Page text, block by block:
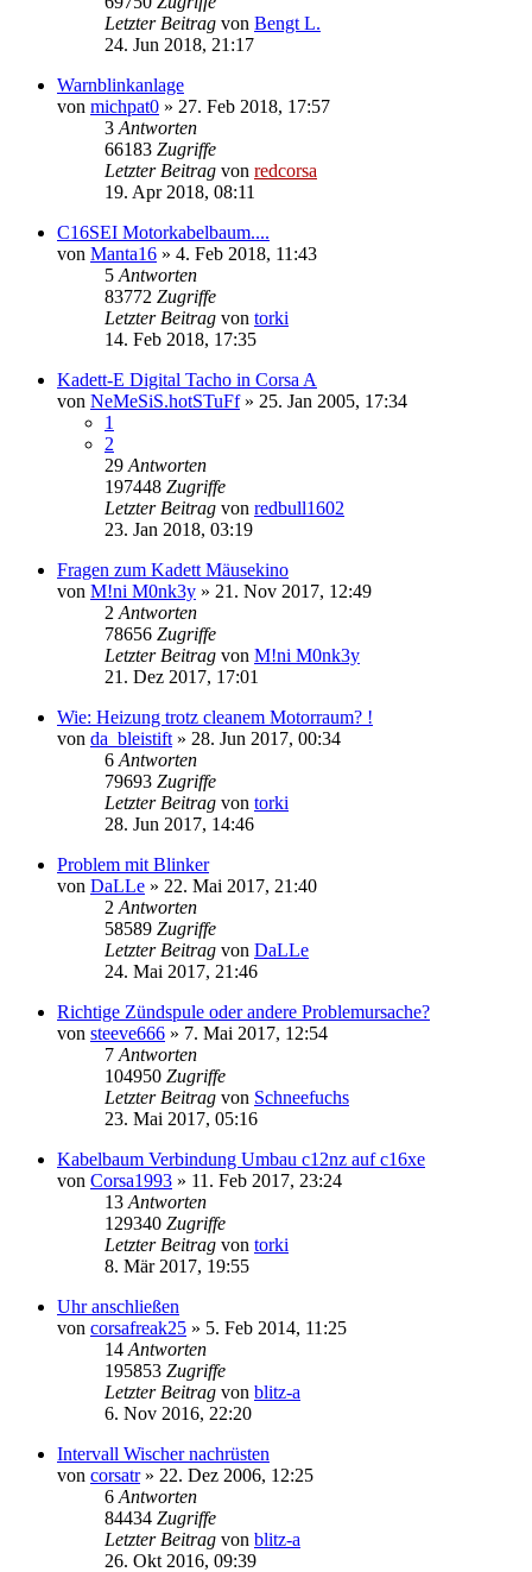
Letzter Beitrag von Bengt L.
24. Jun 2018, 21:17
Warnblinkanlage
von michpat0 » 27. Feb 2018, 17:57
3 Antworten
66183 Zugriffe
Letzter Beitrag von redcorsa
19. Apr 2018, 08:11
C16SEI Motorkabelbaum....
von Manta16 » 4. Feb 2018, 11:43
5 Antworten
83772 Zugriffe
Letzter Beitrag von torki
14. Feb 2018, 17:35
Kadett-E Digital Tacho in Corsa A
von NeMeSiS.hotSTuFf» 25. Jan 2005, 17:34
1
2
29 Antworten
197448 Zugriffe
Letzter Beitrag von redbull1602
23. Jan 2018, 03:19
Fragen zum Kadett Mäusekino
von M!ni M0nk3y » 21. Nov 2017, 12:49
2 Antworten
78656 Zugriffe
Letzter Beitrag von M!ni M0nk3y
21. Dez 2017, 17:01
Wie: Heizung trotz cleanem Motorraum? !
von da_bleistift » 28. Jun 2017, 00:34
6 Antworten
79693 Zugriffe
Letzter Beitrag von torki
28. Jun 2017, 14:46
Problem mit Blinker
von DaLLe » 22. Mai 2017, 21:40
2 Antworten
58589 Zugriffe
Letzter Beitrag von DaLLe
24. Mai 2017, 21:46
Richtige Zündspule oder andere Problemursache?
von steeve666 » 7. Mai 2017, 12:54
7 Antworten
104950 Zugriffe
Letzter Beitrag von Schneefuchs
23. Mai 2017, 05:16
Kabelbaum Verbindung Umbau c12nz auf c16xe
von Corsa1993 » 11. Feb 2017, 23:24
13 Antworten
129340 Zugriffe
Letzter Beitrag von torki
8. Mär 2017, 19:55
Uhr anschließen
von corsafreak25 » 5. Feb 2014, 11:25
14 Antworten
195853 Zugriffe
Letzter Beitrag von blitz-a
6. Nov 2016, 22:20
Intervall Wischer nachrüsten
von corsatr» 22. Dez 2006, 12:25
6 Antworten
84434 Zugriffe
Letzter Beitrag von blitz-a
26. Okt 2016, 09:39